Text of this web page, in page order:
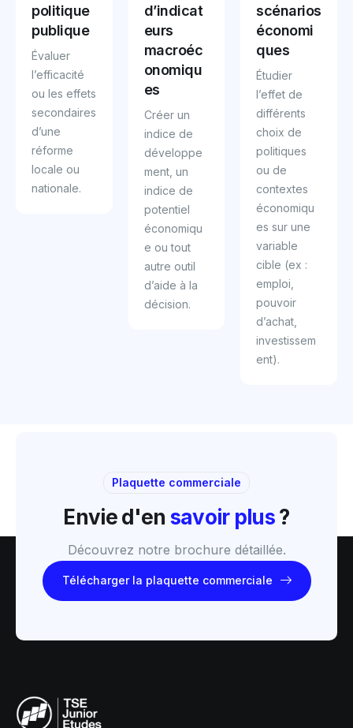
politique
publique
Évaluer
l’efficacité
ou les effets
secondaires
d’une
réforme
locale ou
nationale.
d’indicat
eurs
macroéc
onomiqu
es
Créer un
indice de
développe
ment, un
indice de
potentiel
économiqu
e ou tout
autre outil
d’aide à la
décision.
scénarios
économi
ques
Étudier
l’effet de
différents
choix de
politiques
ou de
contextes
économiqu
es sur une
variable
cible (ex :
emploi,
pouvoir
d’achat,
investissem
ent).
Plaquette commerciale
Envie d'en savoir plus?
Découvrez notre brochure détaillée.
Télécharger la plaquette commerciale